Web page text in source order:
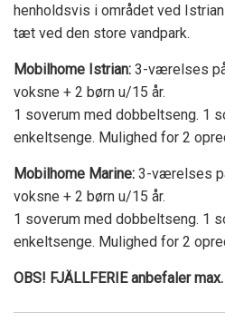
henholdsvis i området ved
tæt ved den store vandpark.
Mobilhome Istrian: 3-værelses
voksne + 2 børn u/15 år.
1 soverum med dobbeltseng. 1
enkeltsenge. Mulighed for 2
Mobilhome Marine: 3-værelses
voksne + 2 børn u/15 år.
1 soverum med dobbeltseng. 1
enkeltsenge. Mulighed for 2
OBS! FJÄLLFERIE anbefaler